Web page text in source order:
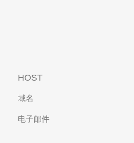
HOST
域名
电子邮件